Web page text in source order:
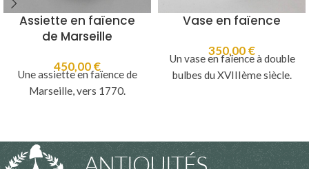
Assiette en faïence
de Marseille
450,00€
Une assiette en faïence de
Marseille, vers 1770.
Vase en faïence
350,00€
Un vase en faïence à double
bulbes du XVIIIème siècle.